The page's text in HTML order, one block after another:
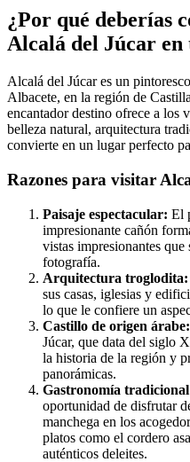
¿Por qué deberías
Alcalá del Júcar
Alcalá del Júcar es un
Albacete, en la región de
encantador destino ofrece a los
belleza natural, arquitectura
convierte en un lugar perfecto
Razones para visitar
Paisaje espectacular: El
impresionante cañón
vistas impresionantes que
fotografía.
Arquitectura troglodita:
sus casas, iglesias y
lo que le confiere un
Castillo de origen árabe:
Júcar, que data del siglo
la historia de la región y
panorámicas.
Gastronomía
oportunidad de disfrutar
manchega en los
platos como el cordero
auténticos deleites.